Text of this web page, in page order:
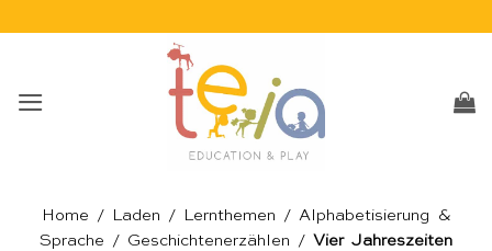
Home / Laden / Lernthemen / Alphabetisierung &
Sprache / Geschichtenerzählen / Vier Jahreszeiten